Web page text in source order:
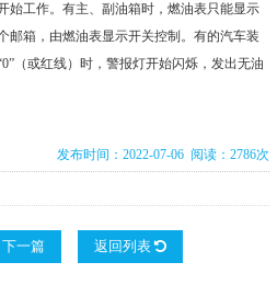
工作。有主、副油箱时，燃油表只能显示
邮箱，由燃油表显示开关控制。有的汽车装
（或红线）时，警报灯开始闪烁，发出无油
发布时间：2022-07-06 阅读：2786次
下一篇 返回列表